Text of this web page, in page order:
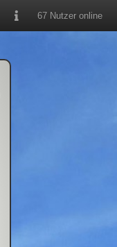
67 Nutzer online